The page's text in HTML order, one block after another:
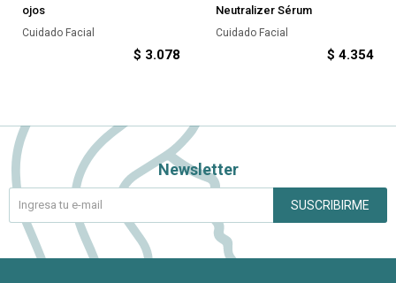
ojos
Cuidado Facial
$ 3.078
Neutralizer Sérum
Cuidado Facial
$ 4.354
Newsletter
SUSCRIBIRME